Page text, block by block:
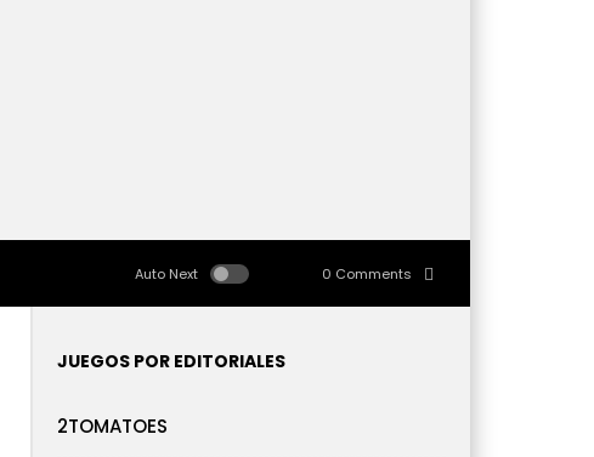
Auto Next 0 Comments
JUEGOS POR EDITORIALES
2TOMATOES